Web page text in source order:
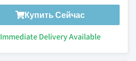
Купить Сейчас
Immediate Delivery Available